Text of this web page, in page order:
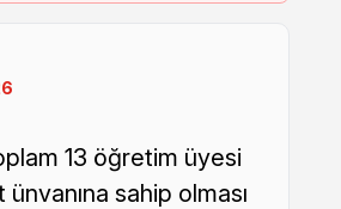
13 öğretim üyesi
sahip olması